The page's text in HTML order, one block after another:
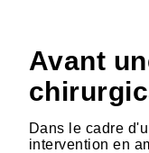
Avant
Dans le cadre
intervention en